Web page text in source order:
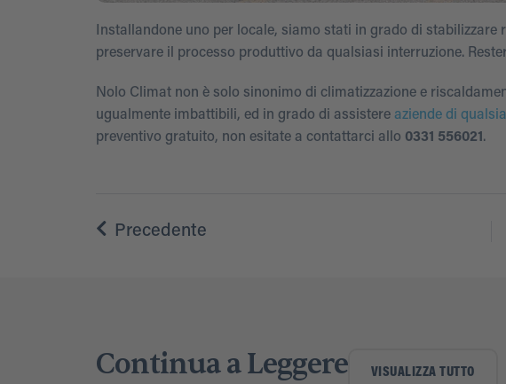
Installandone uno per locale, siamo stati in grado di
preservare il processo produttivo da qualsiasi interruzione.
Nolo Climat non è solo sinonimo di climatizzazione e
ugualmente imbattibili, ed in grado di assistere aziende di
preventivo gratuito, non esitate a contattarci allo 0331 556021 .
Precedente
Continua a Leggere VISUALIZZA TUTTO